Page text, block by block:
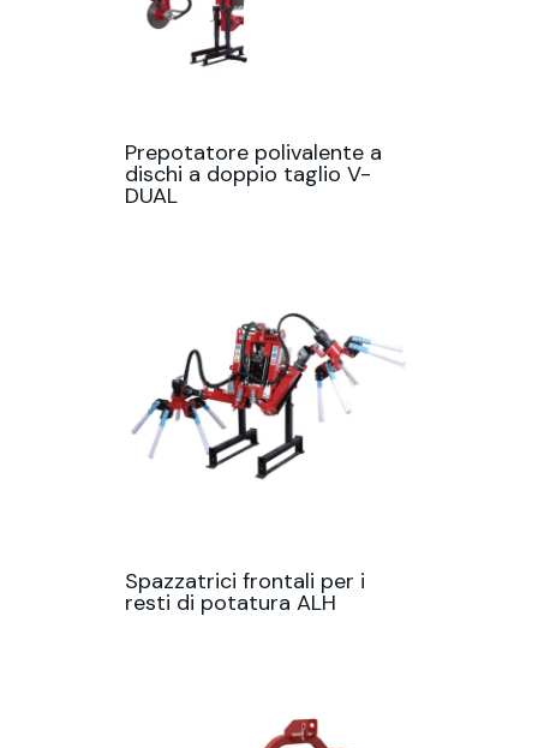
Prepotatore polivalente a
dischi a doppio taglio V-
DUAL
Spazzatrici frontali per i
resti di potatura ALH